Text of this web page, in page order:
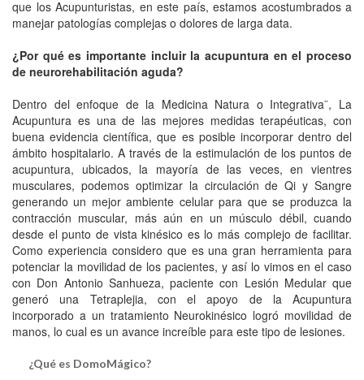
que los Acupunturistas, en este país, estamos acostumbrados a
manejar patologías complejas o dolores de larga data.
¿Por qué es importante incluir la acupuntura en el proceso
de neurorehabilitación aguda?
Dentro del enfoque de la Medicina Natura o Integrativa¨, La
Acupuntura es una de las mejores medidas terapéuticas, con
buena evidencia científica, que es posible incorporar dentro del
ámbito hospitalario. A través de la estimulación de los puntos de
acupuntura, ubicados, la mayoría de las veces, en vientres
musculares, podemos optimizar la circulación de Qi y Sangre
generando un mejor ambiente celular para que se produzca la
contracción muscular, más aún en un músculo débil, cuando
desde el punto de vista kinésico es lo más complejo de facilitar.
Como experiencia considero que es una gran herramienta para
potenciar la movilidad de los pacientes, y así lo vimos en el caso
con Don Antonio Sanhueza, paciente con Lesión Medular que
generó una Tetraplejia, con el apoyo de la Acupuntura
incorporado a un tratamiento Neurokinésico logró movilidad de
manos, lo cual es un avance increíble para este tipo de lesiones.
¿Qué es DomoMágico?